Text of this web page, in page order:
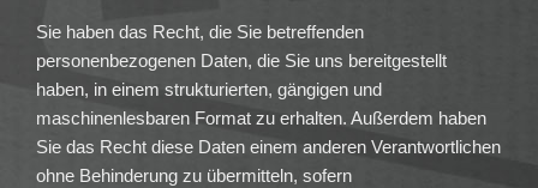
Sie haben das Recht, die Sie betreffenden
personenbezogenen Daten, die Sie uns bereitgestellt
haben, in einem strukturierten, gängigen und
maschinenlesbaren Format zu erhalten. Außerdem haben
Sie das Recht diese Daten einem anderen Verantwortlichen
ohne Behinderung zu übermitteln, sofern